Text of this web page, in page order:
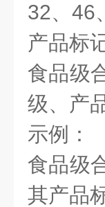
32、46
产品标
食品级
级、产
示例：
食品级
其产品